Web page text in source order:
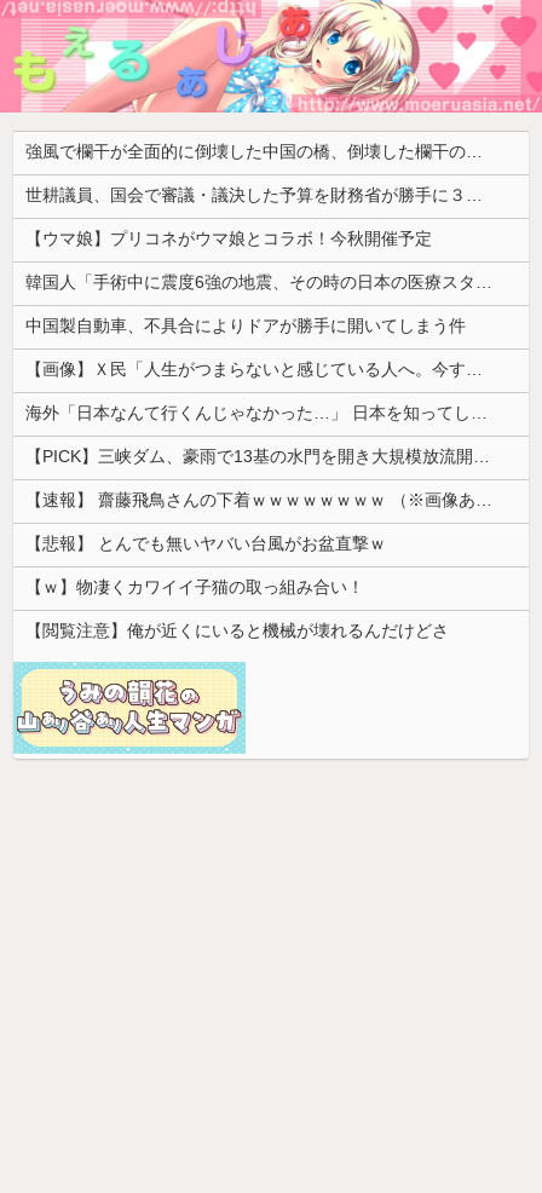
強風で欄干が全面的に倒壊した中国の橋、倒壊した欄干の破片を調べると凄まじい事実が発覚して……
世耕議員、国会で審議・議決した予算を財務省が勝手に３兆円動かしていると指摘・問題視
【ウマ娘】プリコネがウマ娘とコラボ！今秋開催予定
韓国人「手術中に震度6強の地震、その時の日本の医療スタッフたちの姿をご覧ください」→「マジで鳥肌立った」「こういう姿は韓国も見習わないと」「あん...
中国製自動車、不具合によりドアが勝手に開いてしまう件
【画像】Ｘ民「人生がつまらないと感じている人へ。今すぐ『これ』をやってください。」6.9万いいね
海外「日本なんて行くんじゃなかった…」 日本を知ってしまったディズニー信者、帰国後『本家』に失望する事態に
【PICK】三峡ダム、豪雨で13基の水門を開き大規模放流開始か 下流の工場地帯に洪水流入で崩壊はじまる
【速報】 齋藤飛鳥さんの下着ｗｗｗｗｗｗｗｗ （※画像あり）
【悲報】 とんでも無いヤバい台風がお盆直撃ｗ
【ｗ】物凄くカワイイ子猫の取っ組み合い！
【閲覧注意】俺が近くにいると機械が壊れるんだけどさ